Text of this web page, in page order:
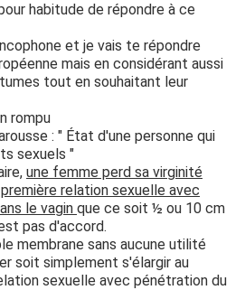
habitude de répondre à ce
et je vais te répondre
mais en considérant aussi
tout en souhaitant leur
rompu
: " État d'une personne qui
sexuels "
une femme perd sa virginité
relation sexuelle avec
le vagin que ce soit ½ ou 10 cm
pas d'accord.
membrane sans aucune utilité
soit simplement s'élargir au
sexuelle avec pénétration du